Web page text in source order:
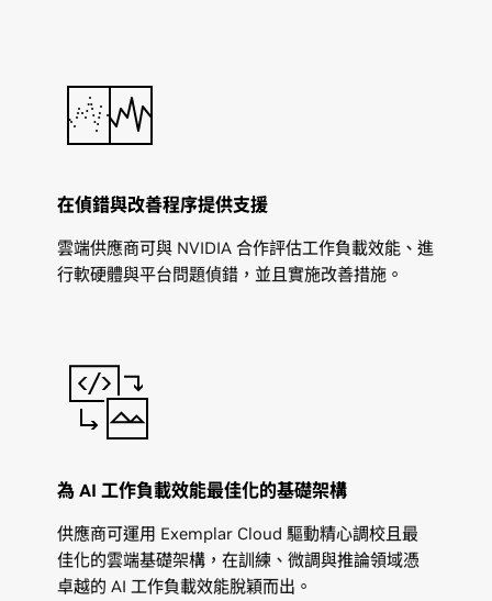
在偵錯與改善程序提供支援
雲端供應商可與 NVIDIA 合作評估工作負載效能、進
行軟硬體與平台問題偵錯，並且實施改善措施。
為 AI 工作負載效能最佳化的基礎架構
供應商可運用 Exemplar Cloud 驅動精心調校且最
佳化的雲端基礎架構，在訓練、微調與推論領域憑
卓越的 AI 工作負載效能脫穎而出。